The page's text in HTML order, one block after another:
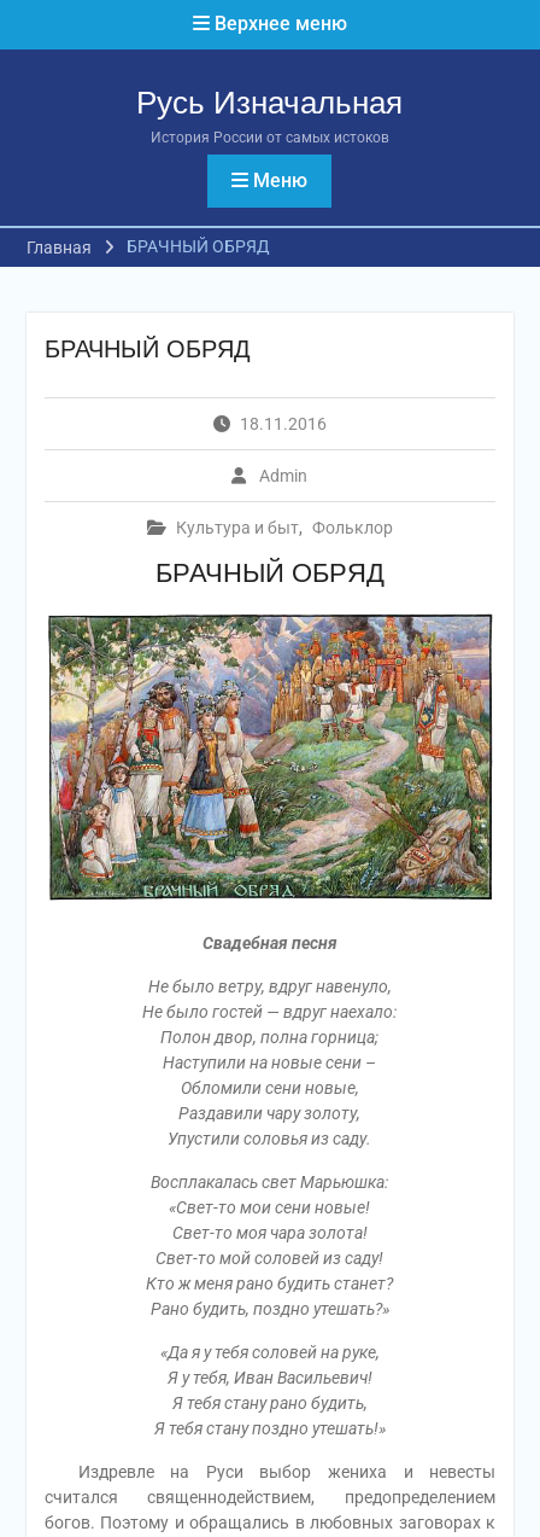
Верхнее меню
Русь Изначальная
История России от самых истоков
Меню
Главная БРАЧНЫЙ ОБРЯД
БРАЧНЫЙ ОБРЯД
18.11.2016
Admin
Культура и быт, Фольклор
БРАЧНЫЙ ОБРЯД
Свадебная песня
Не было ветру, вдруг навенуло,
Не было гостей — вдруг наехало:
Полон двор, полна горница;
Наступили на новые сени –
Обломили сени новые,
Раздавили чару золоту,
Упустили соловья из саду.
Восплакалась свет Марьюшка:
«Свет-то мои сени новые!
Свет-то моя чара золота!
Свет-то мой соловей из саду!
Кто ж меня рано будить станет?
Рано будить, поздно утешать?»
«Да я у тебя соловей на руке,
Я у тебя, Иван Васильевич!
Я тебя стану рано будить,
Я тебя стану поздно утешать!»
Издревле на Руси выбор жениха и невесты
считался священнодействием, предопределением
богов. Поэтому и обращались в любовных заговорах к